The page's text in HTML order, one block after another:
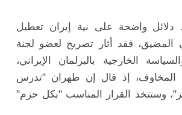
واضحة على نية إيران تعطيل
فقد أثار تصريح لعضو لجنة
الخارجية بالبرلمان الإيراني،
المخاوف، إذ قال إن طهران "تدرس
وستتخذ القرار المناسب "بكل حزم"